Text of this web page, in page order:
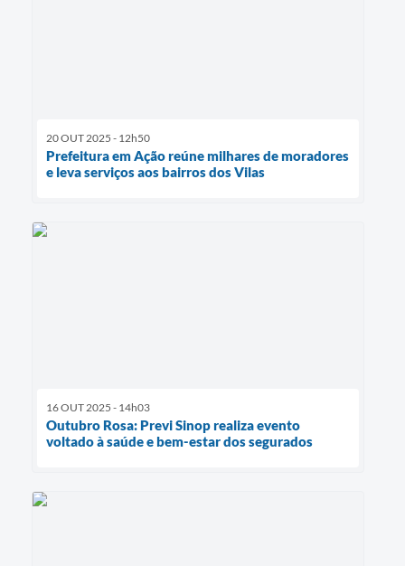
20 OUT 2025 - 12h50
Prefeitura em Ação reúne milhares de moradores
e leva serviços aos bairros dos Vilas
16 OUT 2025 - 14h03
Outubro Rosa: Previ Sinop realiza evento
voltado à saúde e bem-estar dos segurados